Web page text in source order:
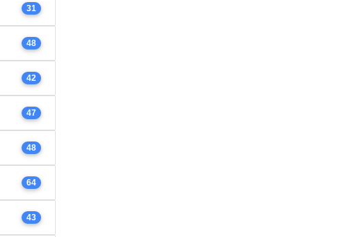
31
48
42
47
48
64
43